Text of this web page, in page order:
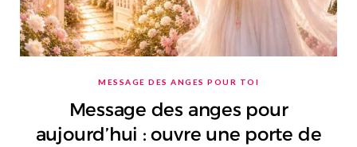
MESSAGE DES ANGES POUR TOI
Message des anges pour
aujourd’hui : ouvre une porte de